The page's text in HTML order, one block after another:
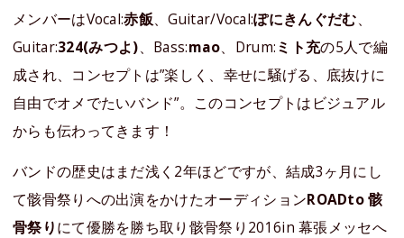
メンバーはVocal:赤飯、Guitar/Vocal:ぽにきんぐだむ、
Guitar:324(みつよ)、Bass:mao、Drum:ミト充の5人で編
成され、コンセプトは”楽しく、幸せに騒げる、底抜けに
自由でオメでたいバンド”。このコンセプトはビジュアル
からも伝わってきます！
バンドの歴史はまだ浅く2年ほどですが、結成3ヶ月にし
て骸骨祭りへの出演をかけたオーディションROADto 骸
骨祭りにて優勝を勝ち取り骸骨祭り2016in 幕張メッセへ